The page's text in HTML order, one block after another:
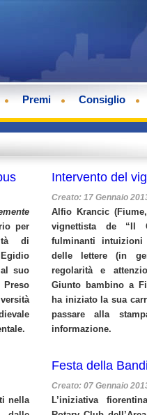
Premi Consiglio
per
di
al suo
Preso
Intervento del
Creato: 17 Gennaio
Alfio Krancic
vignettista de “Il
fulminanti intuizioni
delle lettere (in
regolarità e
Giunto bambino a
ha iniziato la sua
passare alla
informazione.
nella
Festa della
Creato: 07 Gennaio
L’iniziativa